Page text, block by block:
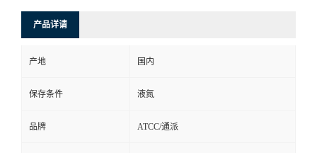
产品详请
产地 国内
保存条件 液氮
品牌 ATCC/通派